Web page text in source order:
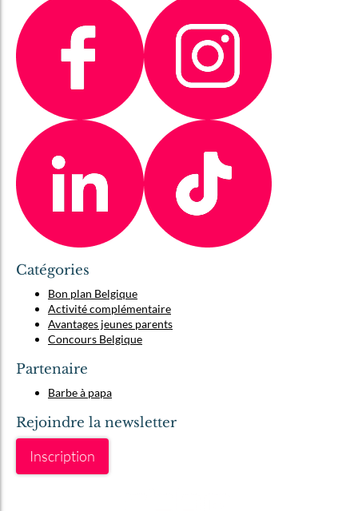
Catégories
Bon plan Belgique
Activité complémentaire
Avantages jeunes parents
Concours Belgique
Partenaire
Barbe à papa
Rejoindre la newsletter
Inscription